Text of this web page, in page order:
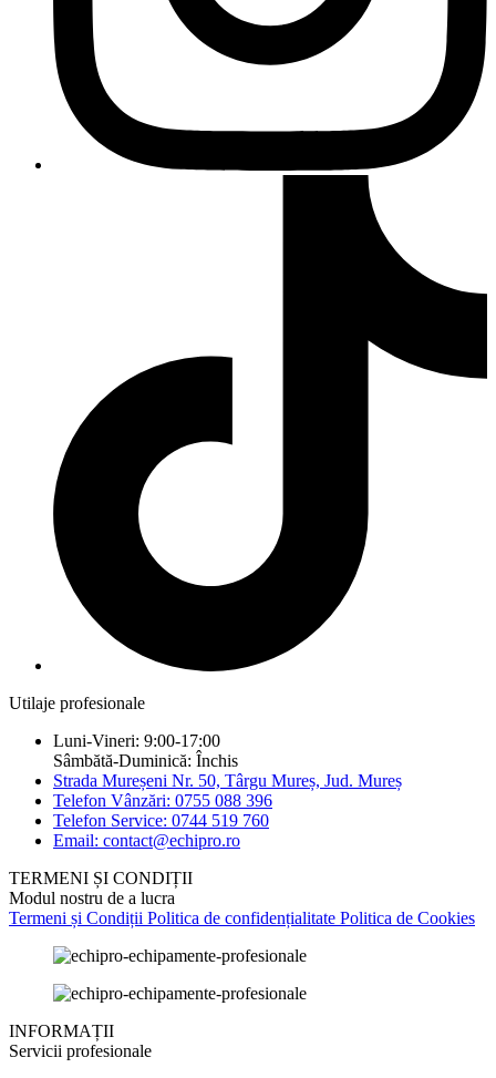
Utilaje profesionale
Luni-Vineri: 9:00-17:00
Sâmbătă-Duminică: Închis
Strada Mureșeni Nr. 50, Târgu Mureș, Jud. Mureș
Telefon Vânzări: 0755 088 396
Telefon Service: 0744 519 760
Email: contact@echipro.ro
TERMENI ȘI CONDIȚII
Modul nostru de a lucra
Termeni și Condiții Politica de confidențialitate Politica de Cookies
INFORMAȚII
Servicii profesionale